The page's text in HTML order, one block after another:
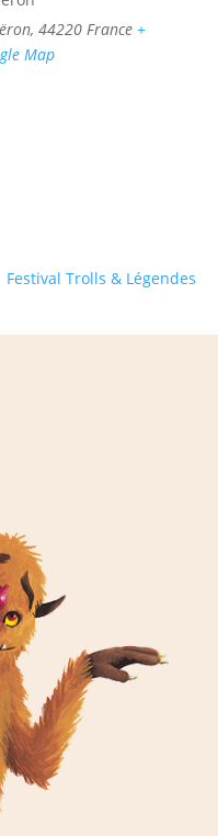
, 44220 France +
Map
Festival Trolls & Légendes